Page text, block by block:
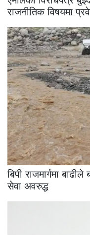
राजनीतिक विषयमा
बिपी राजमार्गमा
सेवा अवरुद्ध